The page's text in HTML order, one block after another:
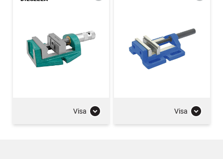
Visa Visa